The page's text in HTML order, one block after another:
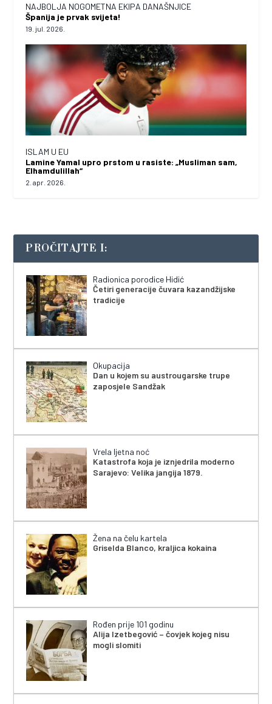
NAJBOLJA NOGOMETNA EKIPA DANAŠNJICE
Španija je prvak svijeta!
19. jul. 2026.
ISLAM U EU
Lamine Yamal upro prstom u rasiste: „Musliman sam,
Elhamdulillah“
2. apr. 2026.
PROČITAJTE I:
Radionica porodice Hidić
Četiri generacije čuvara kazandžijske
tradicije
Okupacija
Dan u kojem su austrougarske trupe
zaposjele Sandžak
Vrela ljetna noć
Katastrofa koja je iznjedrila moderno
Sarajevo: Velika jangija 1879.
Žena na čelu kartela
Griselda Blanco, kraljica kokaina
Rođen prije 101 godinu
Alija Izetbegović – čovjek kojeg nisu
mogli slomiti